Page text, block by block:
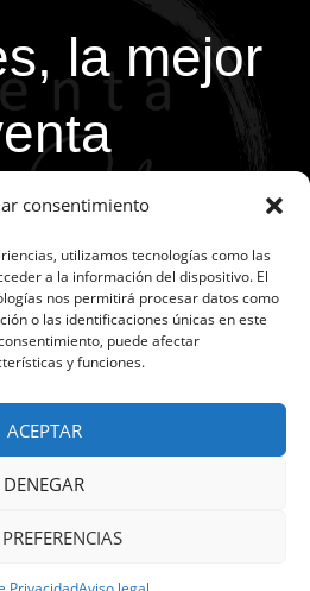
consentimiento
utilizamos tecnologías como las
a la información del dispositivo. El
nos permitirá procesar datos como
o las identificaciones únicas en este
puede afectar
y funciones.
ACEPTAR
DENEGAR
la mejor
que no
H2H
Legal-Privacidad